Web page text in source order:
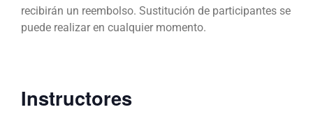
recibirán un reembolso. Sustitución de participantes se
puede realizar en cualquier momento.
Instructores